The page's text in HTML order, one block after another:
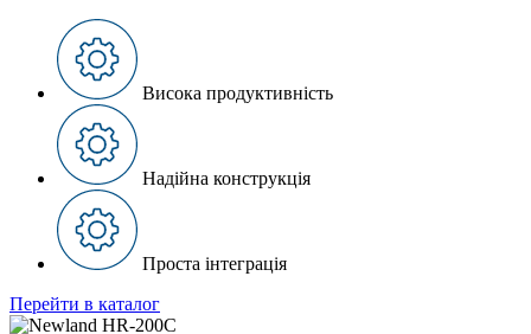
Висока продуктивність
Надійна конструкція
Проста інтеграція
Перейти в каталог